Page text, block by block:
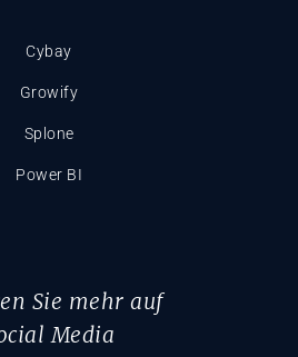
Cybay
Growify
Splone
Power BI
Sie mehr auf
Media